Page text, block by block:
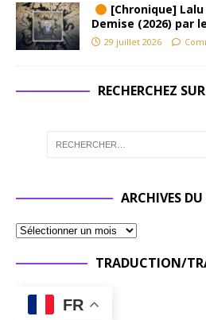
[Chronique]
Demise (2026) par
29 juillet 2026
RECHERCHEZ
ARCHIVES DU
TRADUCTION/
FR